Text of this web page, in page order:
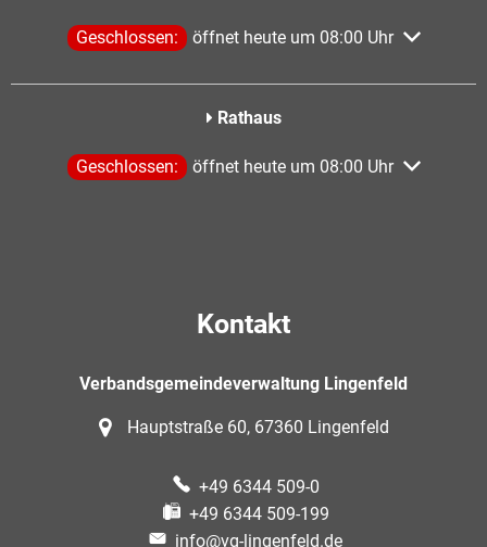
Klicken, um weitere Öffnungs- oder Schließzeiten
Geschlossen: öffnet heute um 08:00 Uhr
Rathaus
Klicken, um weitere Öffnungs- oder Schließzeiten
Geschlossen: öffnet heute um 08:00 Uhr
Kontakt
Verbandsgemeindeverwaltung Lingenfeld
Hauptstraße 60, 67360 Lingenfeld
+49 6344 509-0
+49 6344 509-199
info@vg-lingenfeld.de